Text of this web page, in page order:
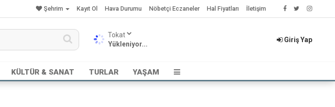
Şehrim Kayıt Ol Hava Durumu Nöbetçi Eczaneler Hal Fiyatları İletişim
Yükleniyor...
Giriş Yap
KÜLTÜR & SANAT TURLAR YAŞAM